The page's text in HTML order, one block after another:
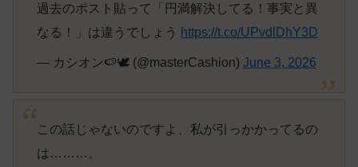
過去のポスト貼って「円満解決してる！事実と異
なる！」は違うでしょう
https://t.co/UPvdlDhY3D
— カシオン🍉🕊️ (@masterCashion) June 3, 2026
この話じゃないのですよ、私が引っかかってるの
は………。